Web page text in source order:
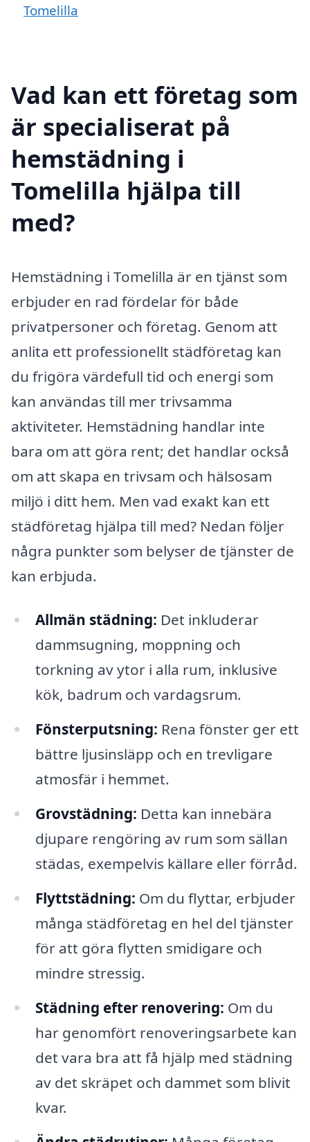
Tomelilla
Vad kan ett företag som
är specialiserat på
hemstädning i
Tomelilla hjälpa till
med?
Hemstädning i Tomelilla är en tjänst som
erbjuder en rad fördelar för både
privatpersoner och företag. Genom att
anlita ett professionellt städföretag kan
du frigöra värdefull tid och energi som
kan användas till mer trivsamma
aktiviteter. Hemstädning handlar inte
bara om att göra rent; det handlar också
om att skapa en trivsam och hälsosam
miljö i ditt hem. Men vad exakt kan ett
städföretag hjälpa till med? Nedan följer
några punkter som belyser de tjänster de
kan erbjuda.
Allmän städning: Det inkluderar
dammsugning, moppning och
torkning av ytor i alla rum, inklusive
kök, badrum och vardagsrum.
Fönsterputsning: Rena fönster ger ett
bättre ljusinsläpp och en trevligare
atmosfär i hemmet.
Grovstädning: Detta kan innebära
djupare rengöring av rum som sällan
städas, exempelvis källare eller förråd.
Flyttstädning: Om du flyttar, erbjuder
många städföretag en hel del tjänster
för att göra flytten smidigare och
mindre stressig.
Städning efter renovering: Om du
har genomfört renoveringsarbete kan
det vara bra att få hjälp med städning
av det skräpet och dammet som blivit
kvar.